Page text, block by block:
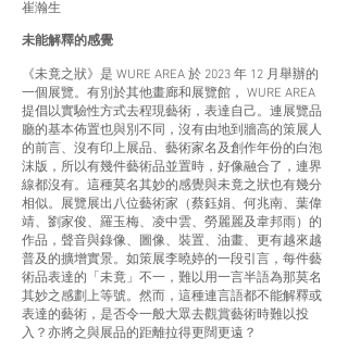
崔瀚生
未能解釋的感覺
《未竟之狀》是 WURE AREA 於 2023 年 12 月舉辦的
一個展覽。有別於其他畫廊和展覽館， WURE AREA
提倡以實驗性方式去程現藝術，表達自己。連展覽品
廳的基本佈置也與別不同，沒有由地到牆高的策展人
的前言、沒有印上展品、藝術家名及創作年份的白泡
沫版，所以有幾件藝術品並置時，好像融合了，連界
線都沒有。這種莫名其妙的感覺與未竟之狀也有幾分
相似。展覽展出八位藝術家（蔡鈺娟、何兆南、葉偉
靖、劉家俊、羅玉梅、凌中雲、勞麗麗及韋邦雨）的
作品，聲音與錄像、圖像、裝置、油畫、更有越來越
普及的擴增實景。如策展李曉婷的一段引言，每件藝
術品表達的「未竟」不一，難以用一言半語為那莫名
其妙之感劃上等號。然而，這種連言語都不能解釋或
表達的藝術，是否令一般大眾去觀賞藝術時難以投
入？亦將之與展品的距離拉得更闊更遠？